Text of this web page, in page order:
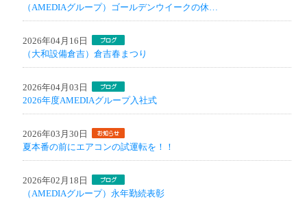
（AMEDIAグループ）ゴールデンウイークの休…
2026年04月16日
（大和設備倉吉）倉吉春まつり
2026年04月03日
2026年度AMEDIAグループ入社式
2026年03月30日
夏本番の前にエアコンの試運転を！！
2026年02月18日
（AMEDIAグループ）永年勤続表彰